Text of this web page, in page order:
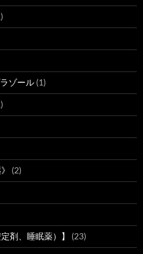
ゾール (1)
(2)
剤、睡眠薬）】 (23)